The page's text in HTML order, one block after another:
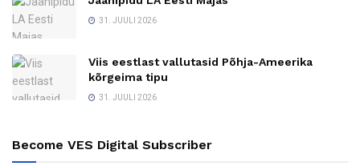
31. JUULI 2026
Viis eestlast vallutasid Põhja-Ameerika
kõrgeima tipu
31. JUULI 2026
Become VES Digital Subscriber